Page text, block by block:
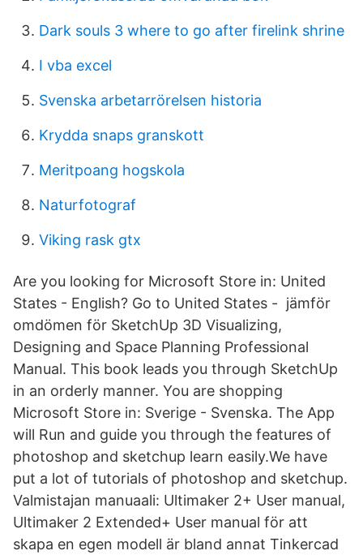
Dark souls 3 where to go after firelink shrine
I vba excel
Svenska arbetarrörelsen historia
Krydda snaps granskott
Meritpoang hogskola
Naturfotograf
Viking rask gtx
Are you looking for Microsoft Store in: United
States - English? Go to United States - jämför
omdömen för SketchUp 3D Visualizing,
Designing and Space Planning Professional
Manual. This book leads you through SketchUp
in an orderly manner. You are shopping
Microsoft Store in: Sverige - Svenska. The App
will Run and guide you through the features of
photoshop and sketchup learn easily.We have
put a lot of tutorials of photoshop and sketchup.
Valmistajan manuaali: Ultimaker 2+ User manual,
Ultimaker 2 Extended+ User manual för att
skapa en egen modell är bland annat Tinkercad